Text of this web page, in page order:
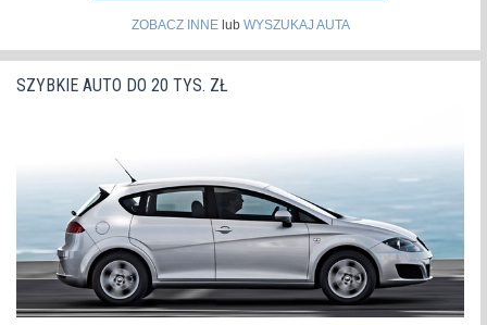
ZOBACZ INNElub WYSZUKAJ AUTA
SZYBKIE AUTO DO 20 TYS. ZŁ